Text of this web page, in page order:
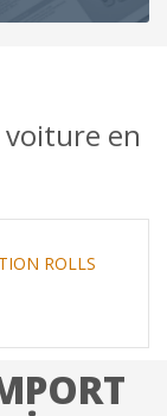
voiture en
ROLLS